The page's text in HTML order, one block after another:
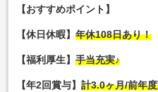
【おすすめポイント】
【休日休暇】年休108日あり！
【福利厚生】手当充実♪
【年2回賞与】計3.0ヶ月/前年